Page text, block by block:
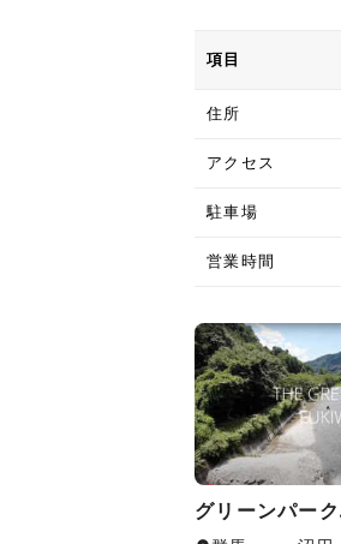
項目
住所
アクセス
駐車場
営業時間
グリーンパー